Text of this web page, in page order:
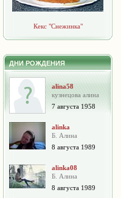
Кекс "Снежинка"
ДНИ РОЖДЕНИЯ
alina58
кузнецова алина
7 августа 1958
alinka
Б. Алина
8 августа 1989
alinka08
Б. Алина
8 августа 1989